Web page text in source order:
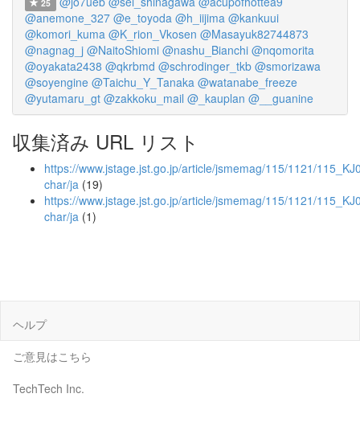
25
@anemone_327 @e_toyoda @h_iijima @kankuui
@komori_kuma @K_rion_Vkosen @Masayuk82744873
@nagnag_j @NaitoShiomi @nashu_Bianchi @nqomorita
@oyakata2438 @qkrbmd @schrodinger_tkb @smorizawa
@soyengine @Taichu_Y_Tanaka @watanabe_freeze
@yutamaru_gt @zakkoku_mail @_kauplan @__guanine
収集済み URL リスト
https://www.jstage.jst.go.jp/article/jsmemag/115/1121/
char/ja (19)
https://www.jstage.jst.go.jp/article/jsmemag/115/1121/
char/ja (1)
ヘルプ
ご意見はこちら
TechTech Inc.